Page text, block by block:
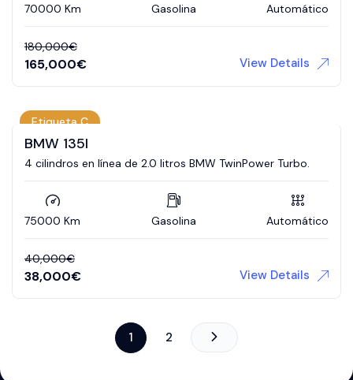
70000 Km Gasolina Automático
180,000€
165,000€ View Details
Etiqueta C
BMW 135I
4 cilindros en línea de 2.0 litros BMW TwinPower Turbo.
75000 Km Gasolina Automático
40,000€
38,000€ View Details
1 2